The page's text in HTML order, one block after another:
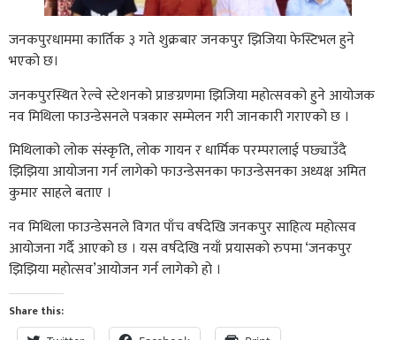
जनकपुरधाममा कार्तिक ३ गते शुक्रबार जनकपुर झिजिया फेस्टिभल हुने
भएको छ।
जनकपुरस्थित रेल्वे स्टेशनको प्राङग्रणमा झिजिया महोत्सवको हुने आयोजक
नव मिथिला फाउन्डेसनले पत्रकार सम्मेलन गरी जानकारी गराएको छ ।
मिथिलाको लोक संस्कृति, लोक गायन र धार्मिक परम्परालाई पछ्याउँदै
झिझिया आयोजना गर्न लागेको फाउन्डेसनका फाउन्डेसनका अध्यक्ष अमित
कुमार साहले बताए ।
नव मिथिला फाउन्डेसनले विगत पाँच वर्षदेखि जनकपुर साहित्य महोत्सव
आयोजना गर्दै आएको छ । यस वर्षदेखि नयाँ प्रयासको रुपमा ‘जनकपुर
झिझिया महोत्सव’आयोजन गर्न लागेको हो ।
Share this: